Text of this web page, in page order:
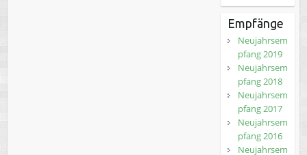
Empfänge
Neujahrsem
pfang 2019
Neujahrsem
pfang 2018
Neujahrsem
pfang 2017
Neujahrsem
pfang 2016
Neujahrsem